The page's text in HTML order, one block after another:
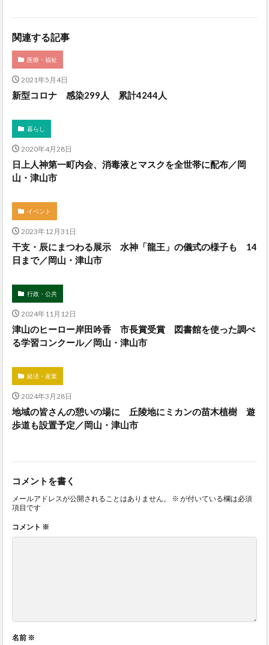
関連する記事
医療・福祉
2021年5月4日
新型コロナ 感染299人 累計4244人
暮らし
2020年4月28日
日上人神第一町内会、消毒液とマスクを全世帯に配布／岡
山・津山市
イベント
2023年12月31日
干支・辰にまつわる展示 水神「龍王」の儀式の様子も 14
日まで／岡山・津山市
行政・公共
2024年11月12日
津山のヒーロー岸田吟香 市長賞受賞 図書館を使った調べ
る学習コンクール／岡山・津山市
経済・産業
2024年3月28日
地域の皆さんの憩いの場に 丘陵地にミカンの苗木植樹 遊
歩道も設置予定／岡山・津山市
コメントを書く
メールアドレスが公開されることはありません。 ※ が付いている欄は必須
項目です
コメント ※
名前 ※